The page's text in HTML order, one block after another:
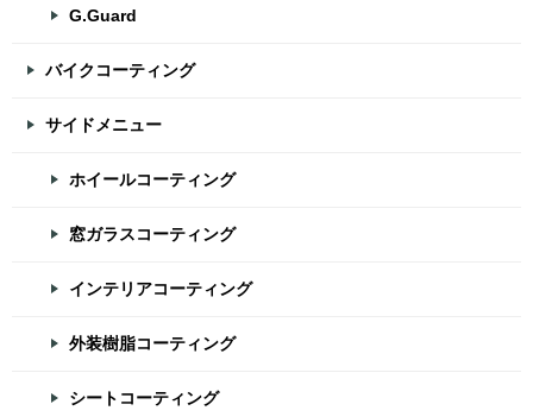
G.Guard
バイクコーティング
サイドメニュー
ホイールコーティング
窓ガラスコーティング
インテリアコーティング
外装樹脂コーティング
シートコーティング